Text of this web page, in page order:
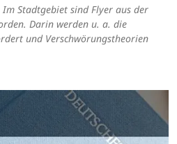
Im Stadtgebiet sind Flyer aus der
Darin werden u. a. die
und Verschwörungstheorien